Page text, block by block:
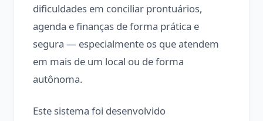
dificuldades em conciliar prontuários,
agenda e finanças de forma prática e
segura — especialmente os que atendem
em mais de um local ou de forma
autônoma.
Este sistema foi desenvolvido